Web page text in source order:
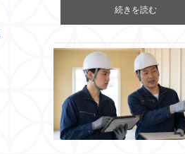
続きを読む